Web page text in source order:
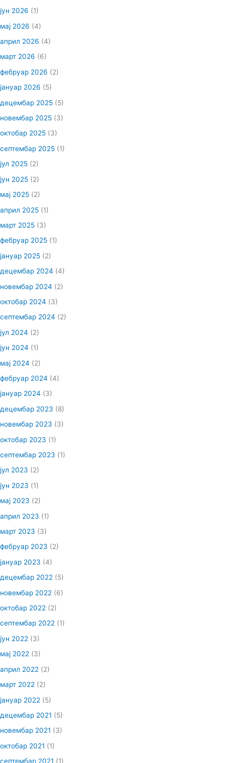
јун 2026 (1)
мај 2026 (4)
април 2026 (4)
март 2026 (6)
фебруар 2026 (2)
јануар 2026 (5)
децембар 2025 (5)
новембар 2025 (3)
октобар 2025 (3)
септембар 2025 (1)
јул 2025 (2)
јун 2025 (2)
мај 2025 (2)
април 2025 (1)
март 2025 (3)
фебруар 2025 (1)
јануар 2025 (2)
децембар 2024 (4)
новембар 2024 (2)
октобар 2024 (3)
септембар 2024 (2)
јул 2024 (2)
јун 2024 (1)
мај 2024 (2)
фебруар 2024 (4)
јануар 2024 (3)
децембар 2023 (8)
новембар 2023 (3)
октобар 2023 (1)
септембар 2023 (1)
јул 2023 (2)
јун 2023 (1)
мај 2023 (2)
април 2023 (1)
март 2023 (3)
фебруар 2023 (2)
јануар 2023 (4)
децембар 2022 (5)
новембар 2022 (6)
октобар 2022 (2)
септембар 2022 (1)
јун 2022 (3)
мај 2022 (3)
април 2022 (2)
март 2022 (2)
јануар 2022 (5)
децембар 2021 (5)
новембар 2021 (3)
октобар 2021 (1)
септембар 2021 (1)